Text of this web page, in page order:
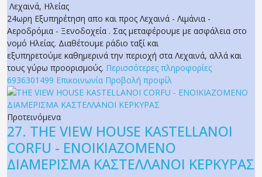
Λεχαινά, Ηλείας
24ωρη Εξυπηρέτηση απο και προς Λεχαινά - Λιμάνια -
Αεροδρόμια - Ξενοδοχεία . Σας μεταφέρουμε με ασφάλεια στο
νομό Ηλείας. Διαθέτουμε ράδιο ταξί και
εξυπηρετούμε καθημερινά την περιοχή στα Λεχαινά, αλλά και
τους γύρω προορισμούς. Περισσότερες πληροφορίες
6936301499 Επικοινωνία Προβολή προφίλ
Προτεινόμενα
27. THE VIEW HOUSE KASTELLANOI
CORFU - ΕΝΟΙΚΙΑΖΟΜΕΝΟ
ΔΙΑΜΕΡΙΣΜΑ ΚΑΣΤΕΛΛΑΝΟΙ ΚΕΡΚΥΡΑΣ